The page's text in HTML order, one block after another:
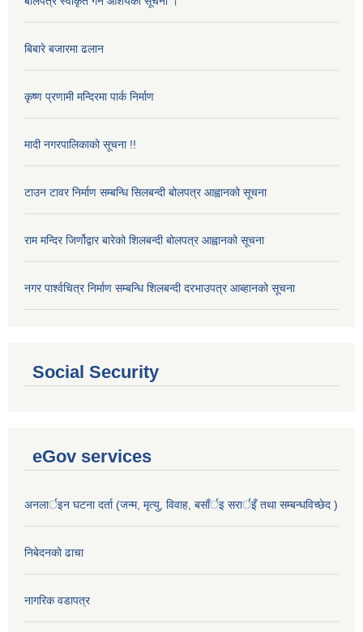
बिबारे बजारमा ढलान
कृष्ण प्रणामी मन्दिरमा पार्क निर्माण
मादी नगरपालिकाको सूचना !!
टाउन टावर निर्माण सम्बन्धि सिलबन्दी बोलपत्र आह्वानको सूचना
राम मन्दिर जिर्णोद्वार बारेको शिलबन्दी बोलपत्र आह्वानको सूचना
नगर पार्श्वचित्र निर्माण सम्बन्धि शिलबन्दी दरभाउपत्र आब्हानको सूचना
Social Security
eGov services
अनलार्इन घटना दर्ता (जन्म, मृत्यु, विवाह, बसाँर्इ सरार्इँ तथा सम्बन्धविच्छेद )
निबेदनको ढाचा
नागरिक वडापत्र